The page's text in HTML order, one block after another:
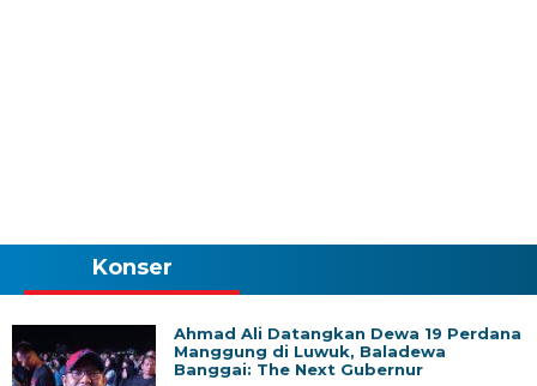
Konser
Ahmad Ali Datangkan Dewa 19 Perdana
Manggung di Luwuk, Baladewa
Banggai: The Next Gubernur